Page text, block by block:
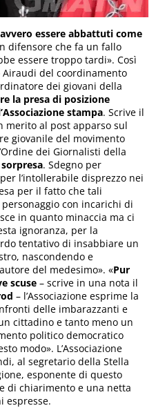
essere abbattuti come
difensore che fa un fallo
essere troppo tardi». Così
Airaudi del coordinamento
dei giovani della
la presa di posizione
stampa. Scrive il
merito al post apparso sul
giovanile del movimento
dei Giornalisti della
. Sdegno per
l’intollerabile disprezzo nei
per il fatto che tali
con incarichi di
in quanto minaccia ma ci
ignoranza, per la
tentativo di insabbiare un
nascondendo e
del medesimo». «Pur
scuse – scrive in una nota il
– l’Associazione esprime la
delle imbarazzanti e
cittadino e tanto meno un
politico democratico
modo». L’Associazione
al segretario della Stella
esponente di questo
di chiarimento e una netta
espresse.